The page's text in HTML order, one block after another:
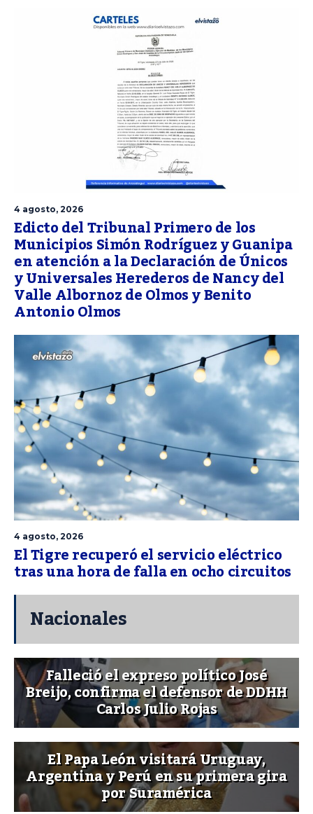
4 agosto, 2026
Edicto del Tribunal Primero de los
Municipios Simón Rodríguez y Guanipa
en atención a la Declaración de Únicos
y Universales Herederos de Nancy del
Valle Albornoz de Olmos y Benito
Antonio Olmos
4 agosto, 2026
El Tigre recuperó el servicio eléctrico
tras una hora de falla en ocho circuitos
Nacionales
Falleció el expreso político José
Breijo, confirma el defensor de DDHH
Carlos Julio Rojas
El Papa León visitará Uruguay,
Argentina y Perú en su primera gira
por Suramérica